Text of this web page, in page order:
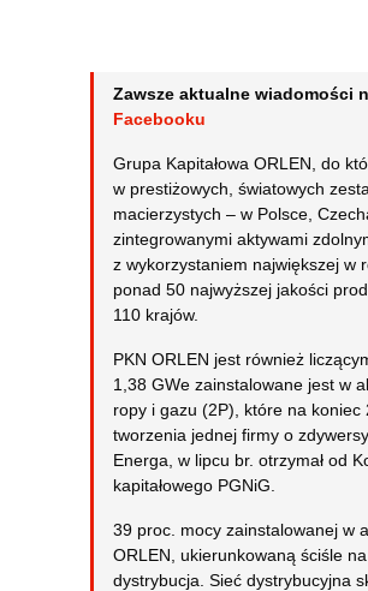
Zawsze aktualne wiadomości
Facebooku
Grupa Kapitałowa ORLEN, do
w prestiżowych, światowych
macierzystych – w Polsce,
zintegrowanymi aktywami
z wykorzystaniem największej w
ponad 50 najwyższej jakości
110 krajów.
PKN ORLEN jest również
1,38 GWe zainstalowane jest w
ropy i gazu (2P), które na koniec
tworzenia jednej firmy o
Energa, w lipcu br. otrzymał od
kapitałowego PGNiG.
39 proc. mocy zainstalowanej w
ORLEN, ukierunkowaną ściśle
dystrybucja. Sieć dystrybucyjna